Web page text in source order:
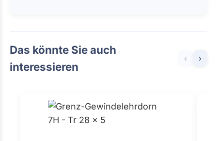
Das könnte Sie auch
interessieren
‹ ›